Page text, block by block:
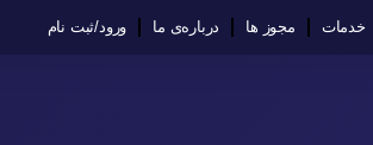
خدمات مجوز ها درباره‌ی ما ورود/ثبت نام